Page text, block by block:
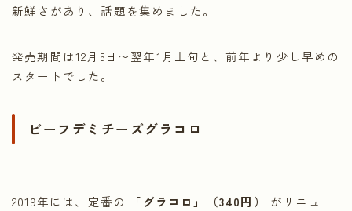
新鮮さがあり、話題を集めました。
発売期間は12月5日〜翌年1月上旬と、前年より少し早めの
スタートでした。
ビーフデミチーズグラコロ
2019年には、定番の 「グラコロ」（340円）
がリニュー